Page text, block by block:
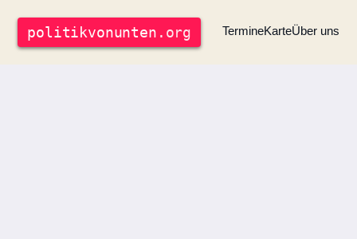
politikvonunten .org TermineKarteÜber uns